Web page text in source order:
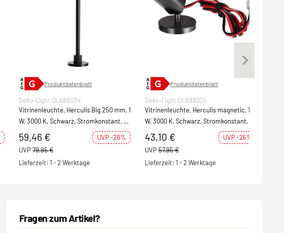
Produktdatenblatt
Deko-Light DL688034
Vitrinenleuchte, Herculis Big 250 mm, 1
W, 3000 K, Schwarz, Stromkonstant, 3
V/DC, Bemessungsstrom:
59,46 €
UVP -26%
UVP 79,95 €
Lieferzeit: 1 - 2 Werktage
Produktdatenblatt
Deko-Light DL688025
Vitrinenleuchte, Herculis magnetic, 1
W, 3000 K, Schwarz, Stromkonstant, 3
V/DC, Bemessungsstrom: 35
43,10 €
UVP -26%
UVP 57,95 €
Lieferzeit: 1 - 2 Werktage
Fragen zum Artikel?